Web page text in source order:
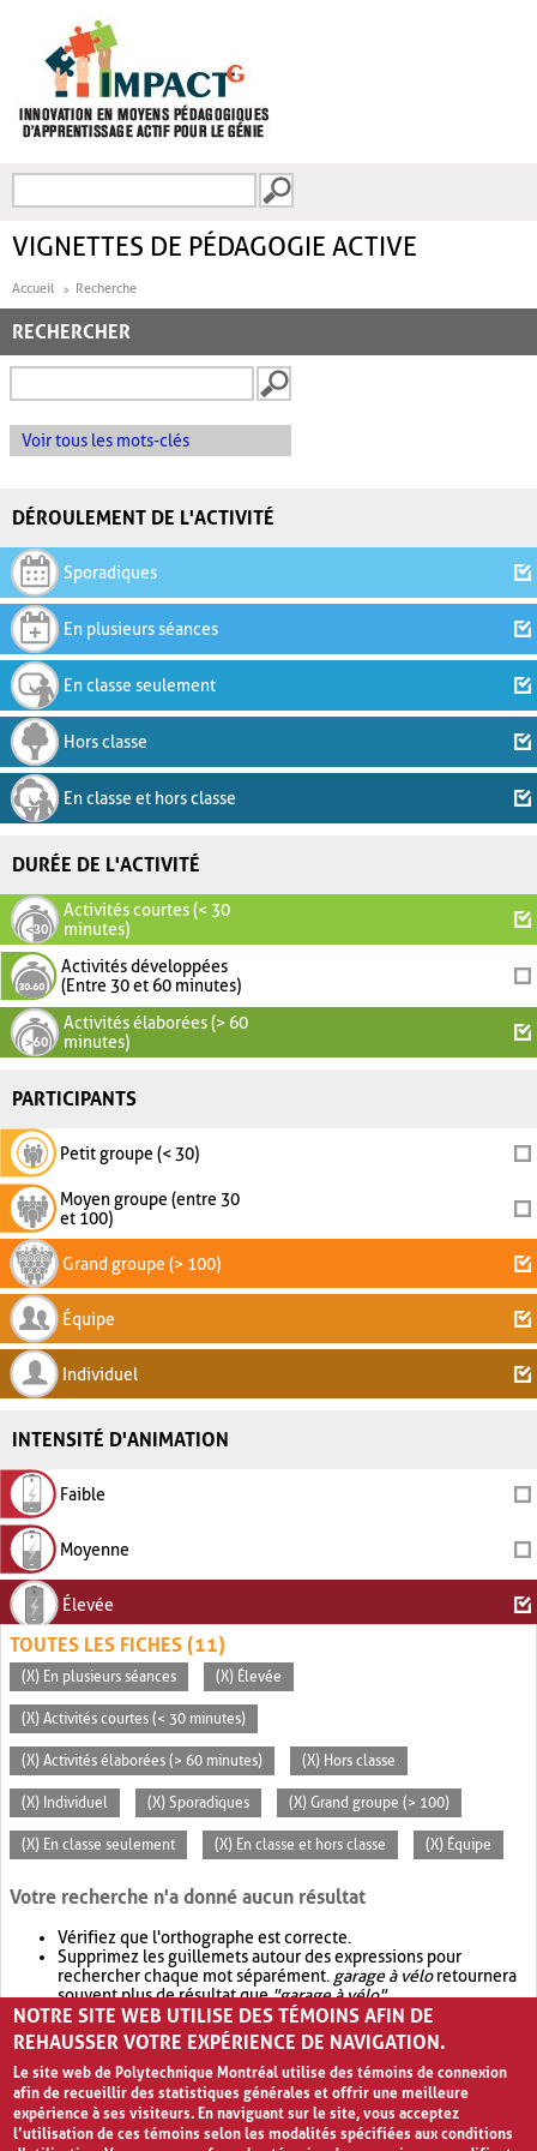
FORMULAIRE DE
VIGNETTES DE PÉDAGOGIE ACTIVE
Accueil Recherche
RECHERCHER
Voir tous les mots-clés
DÉROULEMENT DE L'ACTIVITÉ
Sporadiques
En plusieurs séances
En classe seulement
Hors classe
En classe et hors classe
DURÉE DE L'ACTIVITÉ
Activités courtes (< 30
minutes)
Activités développées
(Entre 30 et 60 minutes)
Activités élaborées (> 60
minutes)
PARTICIPANTS
Petit groupe (< 30)
Moyen groupe (entre 30
et 100)
Grand groupe (> 100)
Équipe
Individuel
INTENSITÉ D'ANIMATION
Faible
Moyenne
Élevée
TOUTES LES FICHES (11)
(X) En plusieurs séances (X) Élevée
(X) Activités courtes (< 30 minutes)
(X) Activités élaborées (> 60 minutes) (X) Hors classe
(X) Individuel (X) Sporadiques (X) Grand groupe (> 100)
(X) En classe seulement (X) En classe et hors classe (X) Équipe
Votre recherche n'a donné aucun résultat
Vérifiez que l'orthographe est correcte.
Supprimez les guillemets autour des expressions pour
rechercher chaque mot séparément. garage à véloretournera
souvent plus de résultat que"garage à vélo".
Envisagez d'élargir votre recherche avec OR.garage OR vélo
retournera souvent plus de résultat quegarage à vélo
NOTRE SITE WEB UTILISE DES TÉMOINS AFIN DE
REHAUSSER VOTRE EXPÉRIENCE DE NAVIGATION.
Le site web de Polytechnique Montréal utilise des témoins de connexion
afin de recueillir des statistiques générales et offrir une meilleure
expérience à ses visiteurs. En naviguant sur le site, vous acceptez
l’utilisation de ces témoins selon les modalités spécifiées aux conditions